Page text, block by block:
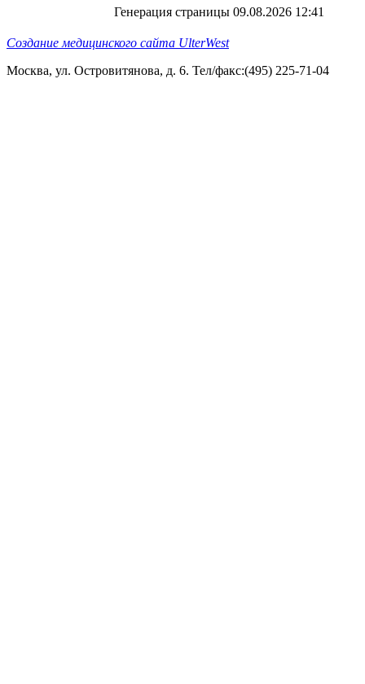
Генерация страницы 09.08.2026 12:41
Создание медицинского сайта UlterWest
Москва, ул. Островитянова, д. 6. Тел/факс:(495) 225-71-04